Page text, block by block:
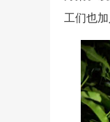
工们也